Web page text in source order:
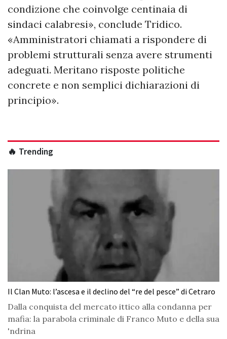
condizione che coinvolge centinaia di
sindaci calabresi», conclude Tridico.
«Amministratori chiamati a rispondere di
problemi strutturali senza avere strumenti
adeguati. Meritano risposte politiche
concrete e non semplici dichiarazioni di
principio».
🔥 Trending
Il Clan Muto: l’ascesa e il declino del “re del pesce” di Cetraro
Dalla conquista del mercato ittico alla condanna per
mafia: la parabola criminale di Franco Muto e della sua
'ndrina